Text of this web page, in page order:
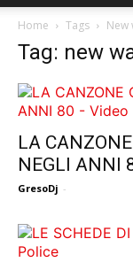
Home Tags New
Tag: new
LA
NEGLI ANNI
GresoDj -